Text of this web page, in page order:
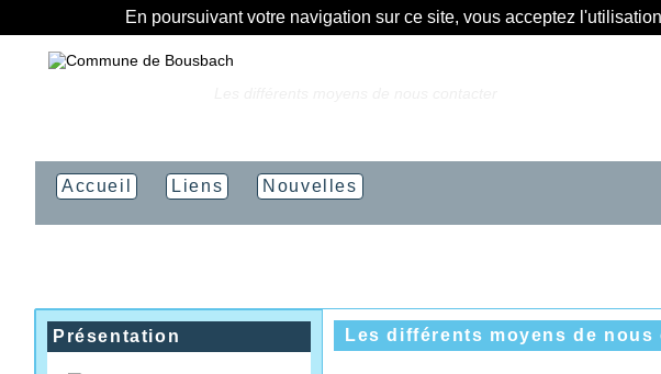
En poursuivant votre navigation sur ce site, vous acceptez
Accueil Liens Nouvelles
Présentation Les différents moyens de nous